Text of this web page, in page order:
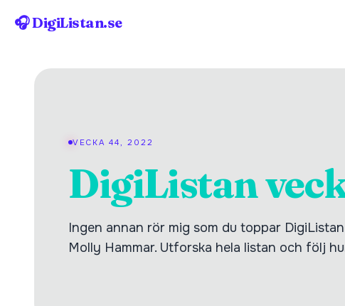
🎧 DigiListan.se
VECKA 44, 2022
DigiListan
Ingen annan rör mig som du toppar
Molly Hammar. Utforska hela listan och följ